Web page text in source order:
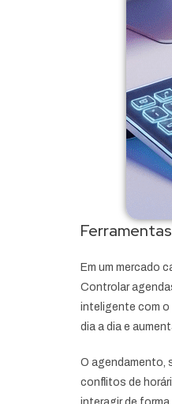
Em um mercado
Controlar
inteligente com o
dia a dia e
O agendamento,
conflitos de